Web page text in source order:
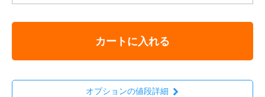
カートに入れる
オプションの値段詳細